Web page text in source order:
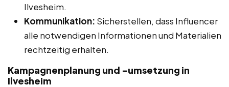
Ilvesheim.
Kommunikation: Sicherstellen, dass Influencer
alle notwendigen Informationen und Materialien
rechtzeitig erhalten.
Kampagnenplanung und -umsetzung in
Ilvesheim